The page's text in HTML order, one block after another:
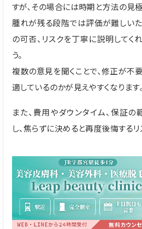
すが、その場合には時期と方法の見
腫れが残る段階では評価が難しい
の可否、リスクを丁寧に説明してく
う。
複数の意見を聞くことで、修正が不
適しているのかが見えやすくなります。
また、費用やダウンタイム、保証
し、焦らずに決めると再度後悔するリ